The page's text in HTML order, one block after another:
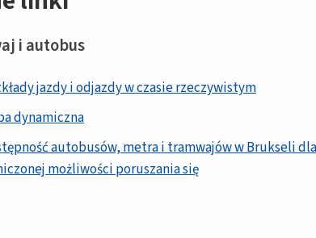
i autobus
jazdy i odjazdy w czasie rzeczywistym
dynamiczna
autobusów, metra i tramwajów w Brukseli
możliwości poruszania się